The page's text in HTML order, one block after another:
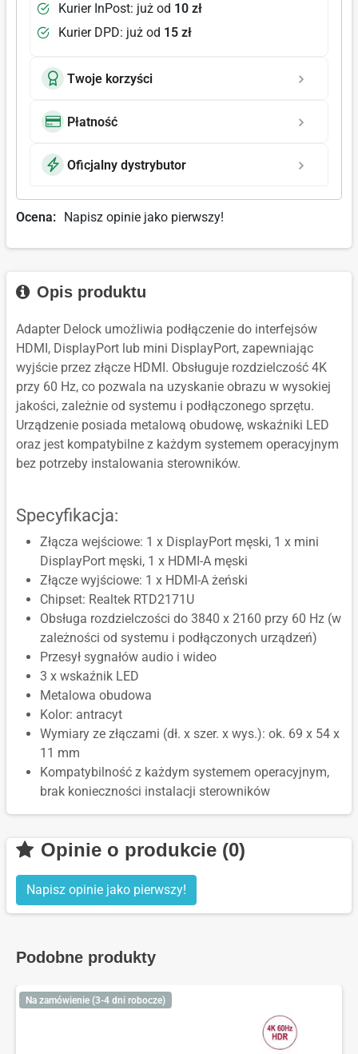
Kurier InPost: już od 10 zł
Kurier DPD: już od 15 zł
Twoje korzyści
Płatność
Oficjalny dystrybutor
Ocena: Napisz opinie jako pierwszy!
Opis produktu
Adapter Delock umożliwia podłączenie do interfejsów
HDMI, DisplayPort lub mini DisplayPort, zapewniając
wyjście przez złącze HDMI. Obsługuje rozdzielczość 4K
przy 60 Hz, co pozwala na uzyskanie obrazu w wysokiej
jakości, zależnie od systemu i podłączonego sprzętu.
Urządzenie posiada metalową obudowę, wskaźniki LED
oraz jest kompatybilne z każdym systemem operacyjnym
bez potrzeby instalowania sterowników.
Specyfikacja:
Złącza wejściowe: 1 x DisplayPort męski, 1 x mini
DisplayPort męski, 1 x HDMI-A męski
Złącze wyjściowe: 1 x HDMI-A żeński
Chipset: Realtek RTD2171U
Obsługa rozdzielczości do 3840 x 2160 przy 60 Hz (w
zależności od systemu i podłączonych urządzeń)
Przesył sygnałów audio i wideo
3 x wskaźnik LED
Metalowa obudowa
Kolor: antracyt
Wymiary ze złączami (dł. x szer. x wys.): ok. 69 x 54 x
11 mm
Kompatybilność z każdym systemem operacyjnym,
brak konieczności instalacji sterowników
Opinie o produkcie (0)
Napisz opinie jako pierwszy!
Podobne produkty
Na zamówienie (3-4 dni robocze)